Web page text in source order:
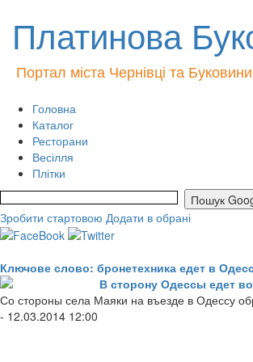
Платинова
Портал міста Чернівці та Буковини
Головна
Каталог
Ресторани
Весілля
Плітки
Зробити стартовою Додати в обрані
Ключове слово: бронетехника едет в
В сторону Одессы едет
Со стороны села Маяки на въезде в Одессу
- 12.03.2014 12:00